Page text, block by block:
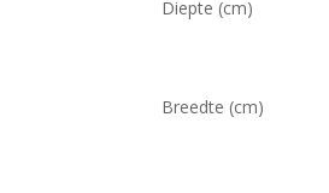
Diepte (cm)
Breedte (cm)